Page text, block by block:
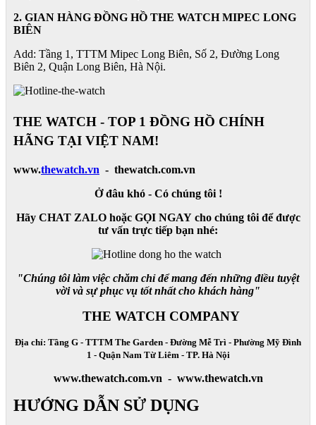
2. GIAN HÀNG ĐỒNG HỒ THE WATCHMIPEC LONG
BIÊN
Add: Tầng 1, TTTM Mipec Long Biên, Số 2, Đường Long
Biên 2, Quận Long Biên, Hà Nội.
THE WATCH - TOP 1 ĐỒNG HỒ CHÍNH
HÃNG TẠI VIỆT NAM!
www.thewatch.vn - thewatch.com.vn
Ở đâu khó - Có chúng tôi !
Hãy CHAT ZALO hoặc GỌI NGAY cho chúng tôi để được
tư vấn trực tiếp bạn nhé:
"Chúng tôi làm việc chăm chỉ để mang đến những điều tuyệt
vời và sự phục vụ tốt nhất cho khách hàng"
THE WATCH COMPANY
Địa chỉ: Tầng G - TTTM The Garden - Đường Mễ Trì - Phường Mỹ Đình
1 - Quận Nam Từ Liêm - TP. Hà Nội
www.thewatch.com.vn - www.thewatch.vn
HƯỚNG DẪN SỬ DỤNG